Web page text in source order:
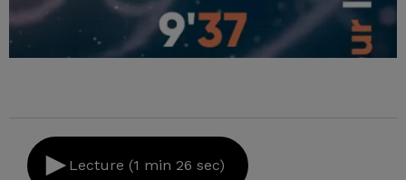
Lecture (1 min 26 sec)